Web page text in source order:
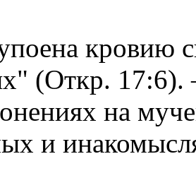
кровию
(Откр. 17:6).
на
и